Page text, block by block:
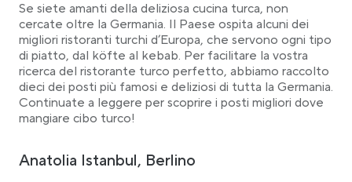
Se siete amanti della deliziosa cucina turca, non
cercate oltre la Germania. Il Paese ospita alcuni dei
migliori ristoranti turchi d’Europa, che servono ogni tipo
di piatto, dal köfte al kebab. Per facilitare la vostra
ricerca del ristorante turco perfetto, abbiamo raccolto
dieci dei posti più famosi e deliziosi di tutta la Germania.
Continuate a leggere per scoprire i posti migliori dove
mangiare cibo turco!
Anatolia Istanbul, Berlino